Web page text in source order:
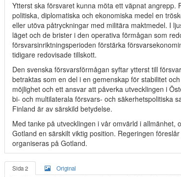
Ytterst ska försvaret kunna möta ett väpnat angrepp.
politiska, diplomatiska och ekonomiska medel en
eller utöva påtryckningar med militära maktmedel. I
läget och de brister i den operativa förmågan som
försvarsinriktningsperioden förstärka
tidigare redovisade tillskott.
Den svenska försvarsförmågan syftar ytterst till
betraktas som en del i en gemenskap för stabilitet
möjlighet och ett ansvar att påverka utvecklingen i
bi- och multilaterala försvars- och säkerhetspolitiska
Finland är av särskild betydelse.
Med tanke på utvecklingen i vår omvärld i allmänhet,
Gotland en särskilt viktig position. Regeringen
organiseras på Gotland.
Sida 2 Original